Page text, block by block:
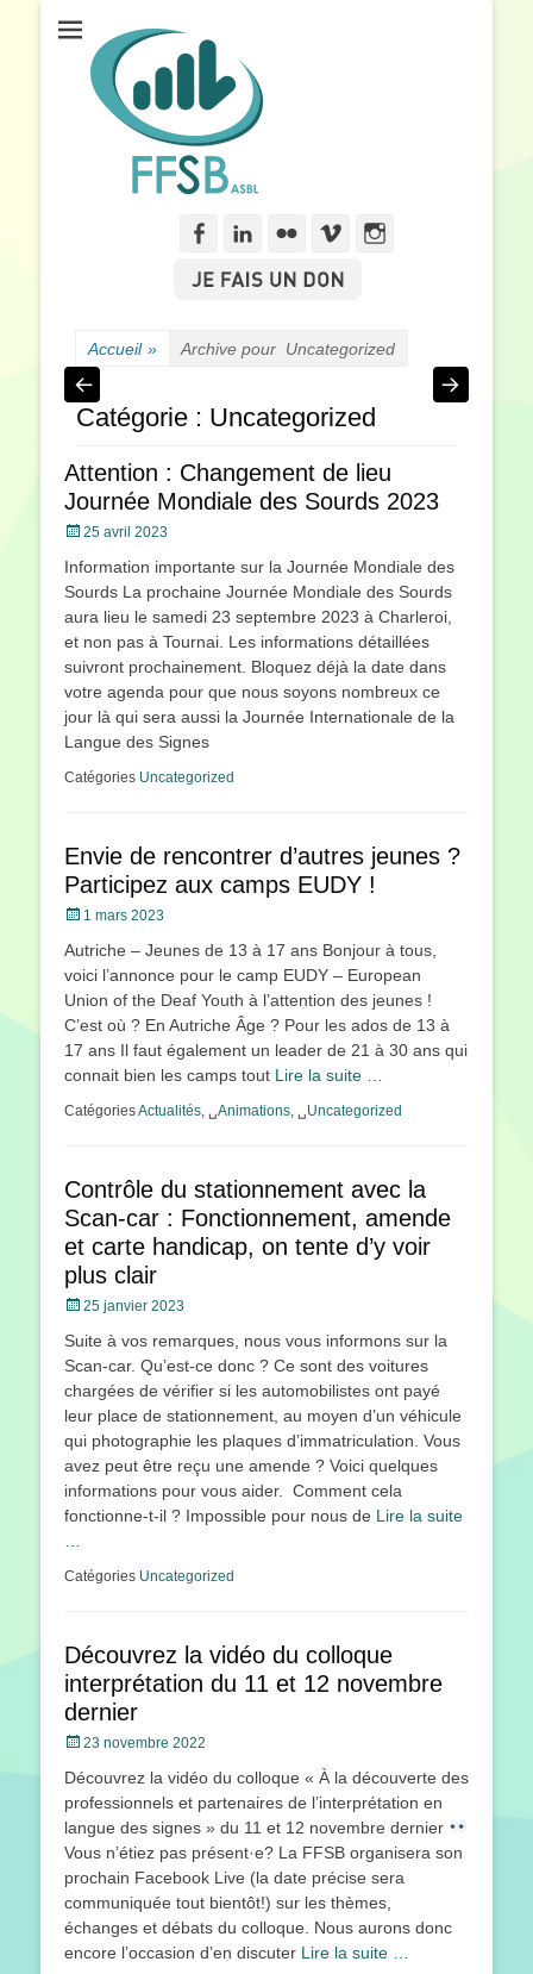
Fédération Francophone des Sourds de Belgique
FacebookLinkedln
Flickr Vimeo
Accueil » Archive pour Uncategorized
Catégorie : Uncategorized
Attention : Changement de lieu
Journée Mondiale des Sourds 2023
Posté25 avril 2023
Information importante sur la Journée Mondiale des
Sourds La prochaine Journée Mondiale des Sourds
aura lieu le samedi 23 septembre 2023 à Charleroi,
et non pas à Tournai. Les informations détaillées
suivront prochainement. Bloquez déjà la date dans
votre agenda pour que nous soyons nombreux ce
jour là qui sera aussi la Journée Internationale de la
Langue des Signes
Catégories Uncategorized
Envie de rencontrer d’autres jeunes ?
Participez aux camps EUDY !
Posté1 mars 2023
Autriche – Jeunes de 13 à 17 ans Bonjour à tous,
voici l’annonce pour le camp EUDY – European
Union of the Deaf Youth à l’attention des jeunes !
C’est où ? En Autriche Âge ? Pour les ados de 13 à
17 ans Il faut également un leader de 21 à 30 ans qui
connait bien les camps tout Lire la suite …
CatégoriesActualités, ␣Animations, ␣Uncategorized
Contrôle du stationnement avec la
Scan-car : Fonctionnement, amende
et carte handicap, on tente d’y voir
plus clair
Posté25 janvier 2023
Suite à vos remarques, nous vous informons sur la
Scan-car. Qu’est-ce donc ? Ce sont des voitures
chargées de vérifier si les automobilistes ont payé
leur place de stationnement, au moyen d’un véhicule
qui photographie les plaques d’immatriculation. Vous
avez peut être reçu une amende ? Voici quelques
informations pour vous aider. Comment cela
fonctionne-t-il ? Impossible pour nous de Lire la suite
Catégories Uncategorized
Découvrez la vidéo du colloque
interprétation du 11 et 12 novembre
dernier
Posté23 novembre 2022
Découvrez la vidéo du colloque « À la découverte des
professionnels et partenaires de l’interprétation en
langue des signes » du 11 et 12 novembre dernier
Vous n’étiez pas présent·e? La FFSB organisera son
prochain Facebook Live (la date précise sera
communiquée tout bientôt!) sur les thèmes,
échanges et débats du colloque. Nous aurons donc
encore l’occasion d’en discuter Lire la suite …